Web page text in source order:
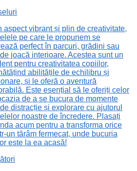
aspect vibrant și plin de creativitate,
pe care le propunem se
perfect în parcuri, grădini sau
joacă interioare. Acestea sunt un
pentru creativitatea copiilor,
abilitățile de echilibru și
și le oferă o aventură
Este esențial să le oferiți celor
de a se bucura de momente
distracție și explorare cu ajutorul
noastre de încredere. Plasați
acum pentru a transforma orice
un tărâm fermecat, unde bucuria
este la ea acasă!